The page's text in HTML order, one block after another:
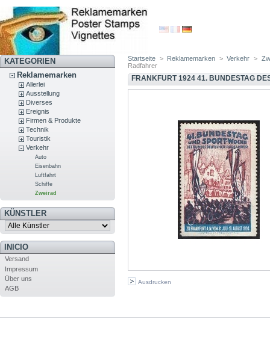
KATEGORIEN
Reklamemarken
Allerlei
Ausstellung
Diverses
Ereignis
Firmen & Produkte
Technik
Touristik
Verkehr
Auto
Eisenbahn
Luftfahrt
Schiffe
Zweirad
KÜNSTLER
INICIO
Versand
Impressum
Über uns
AGB
Startseite > Reklamemarken > Verkehr >
Radfahrer
FRANKFURT 1924 41. BUNDESTAG
Ausdrucken